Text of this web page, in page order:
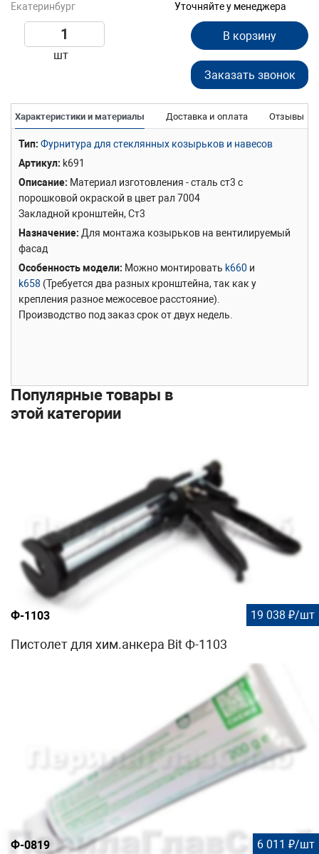
Екатеринбург
Уточняйте у менеджера
шт
В корзину
Заказать звонок
Характеристики и материалы Доставка и оплата Отзывы
Тип Фурнитура для стеклянных козырьков и навесов
Артикул k691
Описание Материал изготовления - сталь ст3 с
порошковой окраской в цвет рал 7004
Закладной кронштейн, Ст3
Назначение Для монтажа козырьков на вентилируемый
фасад
Особенность модели Можно монтировать k660 и
k658 (Требуется два разных кронштейна, так как у
крепления разное межосевое расстояние).
Производство под заказ срок от двух недель.
Популярные товары в
этой категории
Ф-1103 19 038 ₽/шт
Пистолет для хим.анкера Bit Ф-1103
Ф-0819 6 011 ₽/шт